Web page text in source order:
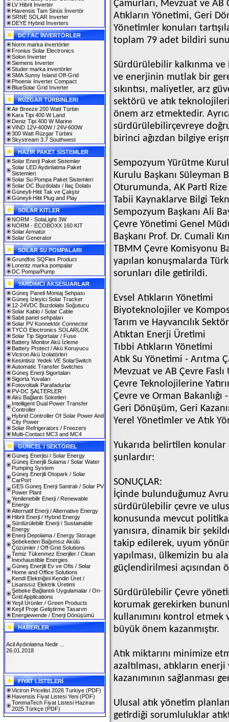
LV Hibrit İnverter
Havensis Tam Sinüs İnvertör
SRNE SOLAR Inverter
DEYE Hybrid Inverters
DC / AC İNVERTÖRLER
Norm marka invertörler
Fronius Solar Electronics
Solon Inverter
Siemens Inverter
Studer marka invertörler
SMA Sunny Island Off-Grid
Phoenix Inverter Compact
BlueSolar Grid Inverter
RÜZGAR TÜRBINLERI
Air Breeze 200 Watt Türbin
Kara Tipi 400 W Land
Deniz Tipi 400 W Marine
VIND 12V-400W / 24V-600W
300 Watt Rüzgar Türbini
Skystream 3.7 Southwest
HAZIR PAKET SİSTEMLER
Solar Enerji Paket Sistemler
Solar LED Aydınlatma Paket
Sistemleri
Solar Su Pompa Paket Sistemleri
Solar DC Buzdolabı / İlaç Dolabı
Güneyli-Hitit Tak ve Çalıştır
Güneyli-Hitit Plug and Play
SOLAR KITLER
NORM - SolaLight 3W
NORM - ECOBOXX 160 KIT
Solar Armatür
Solar Generator
SOLAR SU POMPALARI
Grundfos SQFlex Product
Lorentz marka pompalar
DC Pompa/Pump
YARDIMCI AKSESUARLAR
Güneş Paneli Montaj Sehpası
Güneş İzleyici Solar Tracker
12-24VDC Buzdolabı Soğutucu
Solar Kablo / Solar Cable
Sabit panel sehpaları
Solar PV Konnektör Connector
TYCO Electronics SOLARLOK
Solar Tip Sigortalar / Fuse
Battery Monitor Akü İzleme
Battery Protect / Akü Koruyucu
Victron Akü İzolatörleri
Kesintisiz Yedek VE SolarSwitch
Automatic Transfer Switches
Güneş Enerji Sigortaları
Sigorta Yuvaları
Fotovoltaik Parafadurlar
PV-DC ŞALTERLER
Akü Bağlantı Soketleri
Intelligent Dual Power Transfer
Controller
Hybrid Controller Of Solar Power And
City Power
Solar Refrigerators / Freezers
Multi-Contact MC3 and MC4
GÜNCEL / SEKTÖREL
Güneş Enerjisi / Solar Energy
Güneş Enerjili Sulama / Solar Water
Pumping System
Güneş Enerjili Otopark / Solar
CarPort
GES Güneş Enerji Santralı / Solar PV
Power Plant
Yenilenebilir Enerji / Renewable
Energy
Alternatif Enerji / Alternative Energy
Hibrit Enerji / Hybrid Energy
Sürdürülebilir Enerji / Sustainable
Energy
Enerji Depolama / Energy Storage
Şebekeden Bağımsız Akülü
Çözümler / Off-Grid Solutions
Temiz Tükenmez Enerjiler / Clean
Inexhaustible Energies
Güneş Enerjili Ev ve Ofis / Solar
Home and Office Solutions
Kendi Elektriğini Kendin Üret /
Lisanssız Elektrik Üretimi
Şebeke Bağlantılı Uygulamalar / On-
Grid Applications
Yeşil Ürünler / Green Products
Keşif Proje Geliştirme Tasarım
Energiewende / Enerji Dönüşümü
HABERLER
SOLAREX ISTANBUL 2019
30.01.2019
Acil Aydınlatma Nedir ...
26.01.2018
FİYAT LİSTELERİ
Victron Pricelist 2026 Turkiye (PDF)
Havensis Fiyat Listesi Yeni (PDF)
TommaTech Fiyat Listesi Haziran
2025 Türkçe (PDF)
Çamurları, Mevzuat ve AB
Atıkların Yönetimi, Geri
Yönetimler konuları
toplam 79 adet bildiri
Sürdürülebilir kalkınma
ve enerjinin mutlak bir
sıkıntısı, maliyetler, arz
sektörü ve atık
önem arz etmektedir.
sürdürülebilirçevreye
birinci ağızdan bilgiye
Sempozyum Yürütme
Kurulu Başkanı Süleyman
Oturumunda, AK Parti
Tabii Kaynaklarve Bilgi
Sempozyum Başkanı Ali
Çevre Yönetimi Genel
Başkanı Prof. Dr. Cumali
TBMM Çevre Komisyonu
yapılan konuşmalarda
sorunları dile getirildi.
Evsel Atıkların Yönetimi
Biyoteknolojiler ve
Tarım ve Hayvancılık
Atıktan Enerji Üretimi
Tıbbi Atıkların Yönetimi
Atık Su Yönetimi - Arıtma
Mevzuat ve AB Çevre Faslı
Çevre Teknolojilerine
Çevre ve Orman Bakanlığı
Geri Dönüşüm, Geri
Yerel Yönetimler ve Atık
Yukarıda belirtilen konular
şunlardır:
SONUÇLAR:
İçinde bulunduğumuz
sürdürülebilir çevre ve
konusunda mevcut politika
yanısıra, dinamik bir
takip edilerek, uyum
yapılması, ülkemizin bu
güçlendirilmesi açısından
Sürdürülebilir Çevre
korumak gerekirken
kullanımını kontrol
büyük önem kazanmıştır.
Atık miktarını minimize
azaltılması, atıkların
kazanımının sağlanması
Ulusal atık yönetim
getirdiği sorumluluklar